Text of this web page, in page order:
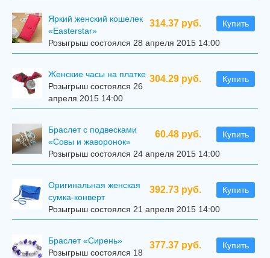
314.37 руб. Купить
Яркий женский кошелек
«Easterstar»
Розыгрыш состоялся 28 апреля 2015 14:00
304.29 руб. Купить
Женские часы на платке
Розыгрыш состоялся 26
апреля 2015 14:00
60.48 руб. Купить
Браслет с подвесками
«Совы и жаворонок»
Розыгрыш состоялся 24 апреля 2015 14:00
392.73 руб. Купить
Оригинальная женская
сумка-конверт
Розыгрыш состоялся 21 апреля 2015 14:00
377.37 руб. Купить
Браслет «Сирень»
Розыгрыш состоялся 18